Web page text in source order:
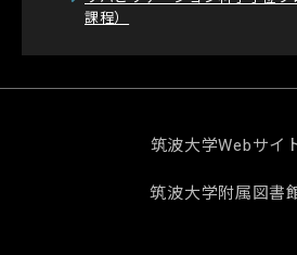
課程）
筑波大学Webサイ
筑波大学附属図書